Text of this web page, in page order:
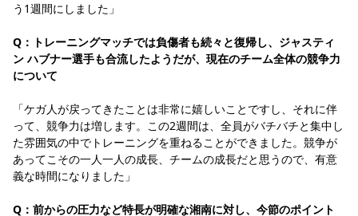
う1週間にしました」
Q：トレーニングマッチでは負傷者も続々と復帰し、ジャスティ
ン ハブナー選手も合流したようだが、現在のチーム全体の競争力
について
「ケガ人が戻ってきたことは非常に嬉しいことですし、それに伴
って、競争力は増します。この2週間は、全員がバチバチと集中し
た雰囲気の中でトレーニングを重ねることができました。競争が
あってこその一人一人の成長、チームの成長だと思うので、有意
義な時間になりました」
Q：前からの圧力など特長が明確な湘南に対し、今節のポイント